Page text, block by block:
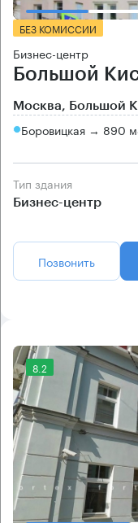
БЕЗ КОМИССИИ
Бизнес-центр
Большой
Москва, Большой
Боровицкая → 890 м
Тип здания
Бизнес-центр
Позвонить
8.2